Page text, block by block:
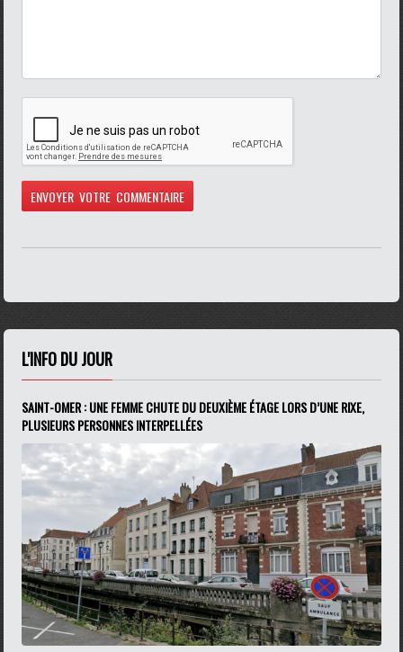
L'INFO DU JOUR
SAINT-OMER : UNE FEMME CHUTE DU DEUXIÈME ÉTAGE LORS D’UNE RIXE,
PLUSIEURS PERSONNES INTERPELLÉES